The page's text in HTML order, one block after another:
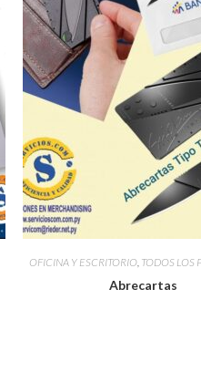
OFICINA Y ESCRITORIO, TODOS LOS
Abrecartas